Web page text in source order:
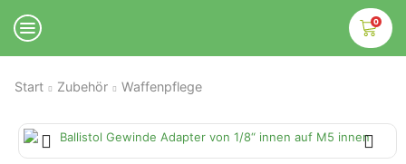
0
Start Zubehör Waffenpflege